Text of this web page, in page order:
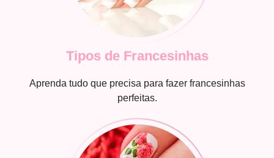
Tipos de Francesinhas
Aprenda tudo que precisa para fazer francesinhas
perfeitas.